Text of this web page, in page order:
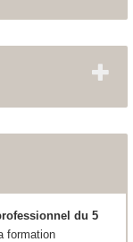
du 5
formation